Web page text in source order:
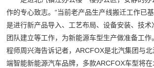
作的专心致志。“当前老产品生产线搬迁工作已
是进行新产品导入、工艺布局、设备安装、技术
团队建立等工作，为新能源车型生产做准备工作
程师周兴海告诉记者，ARCFOX是北汽集团与
端智能新能源汽车品牌，多款ARCFOX车型将